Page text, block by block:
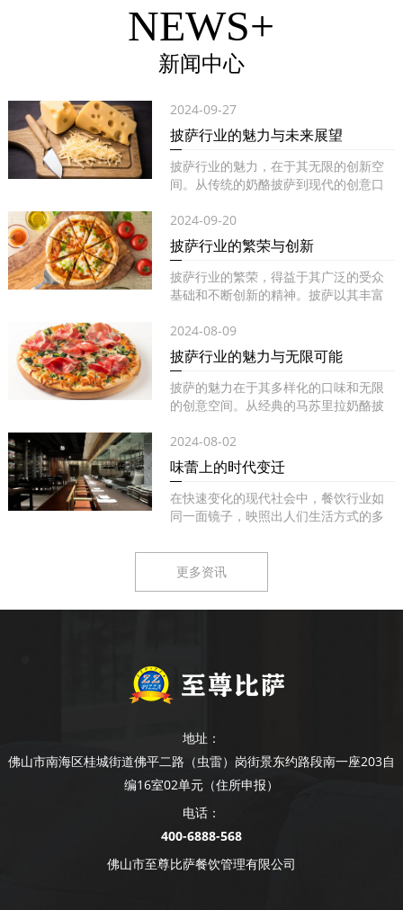
NEWS+
新闻中心
2024-09-27
披萨行业的魅力与未来展望
披萨行业的魅力，在于其无限的创新空
间。从传统的奶酪披萨到现代的创意口
2024-09-20
披萨行业的繁荣与创新
披萨行业的繁荣，得益于其广泛的受众
基础和不断创新的精神。披萨以其丰富
2024-08-09
披萨行业的魅力与无限可能
披萨的魅力在于其多样化的口味和无限
的创意空间。从经典的马苏里拉奶酪披
2024-08-02
味蕾上的时代变迁
在快速变化的现代社会中，餐饮行业如
同一面镜子，映照出人们生活方式的多
更多资讯
地址：
佛山市南海区桂城街道佛平二路（虫雷）岗街景东约路段南一座203自
编16室02单元（住所申报）
电话：
400-6888-568
佛山市至尊比萨餐饮管理有限公司